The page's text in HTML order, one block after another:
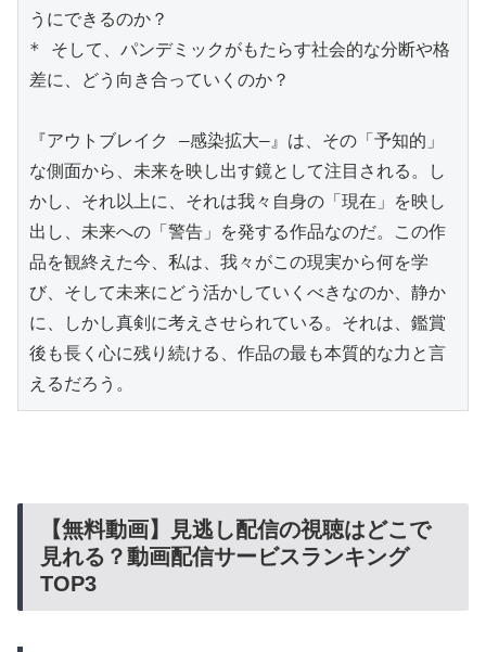
うにできるのか？
* そして、パンデミックがもたらす社会的な分断や格
差に、どう向き合っていくのか？
『アウトブレイク ―感染拡大―』は、その「予知的」
な側面から、未来を映し出す鏡として注目される。し
かし、それ以上に、それは我々自身の「現在」を映し
出し、未来への「警告」を発する作品なのだ。この作
品を観終えた今、私は、我々がこの現実から何を学
び、そして未来にどう活かしていくべきなのか、静か
に、しかし真剣に考えさせられている。それは、鑑賞
後も長く心に残り続ける、作品の最も本質的な力と言
えるだろう。
【無料動画】見逃し配信の視聴はどこで
見れる？動画配信サービスランキング
TOP3